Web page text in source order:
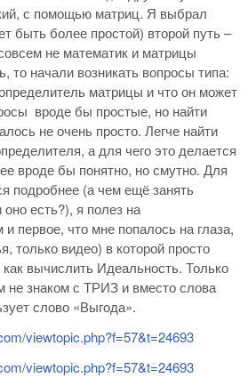
с помощью матриц. Я выбрал
быть более простой) второй путь –
не математик и матрицы
то начали возникать вопросы типа:
матрицы и что он может
вроде бы простые, но найти
не очень просто. Легче найти
а для чего это делается
вроде бы понятно, но смутно. Для
подробнее (а чем ещё занять
есть?), я полез на
первое, что мне попалось на глаза,
только видео) в которой просто
вычислить Идеальность. Только
не знаком с ТРИЗ и вместо слова
слово «Выгода».
viewtopic.php?f=57&t=24693
viewtopic.php?f=57&t=24693